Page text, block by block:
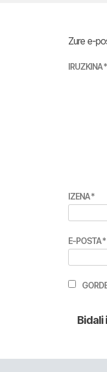
Zure e-
IRUZKINA*
IZENA*
E-POSTA*